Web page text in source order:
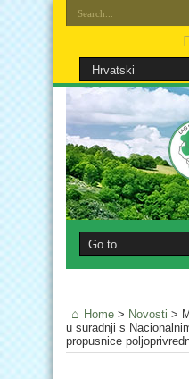
Home > Novosti >
u suradnji s
propusnice